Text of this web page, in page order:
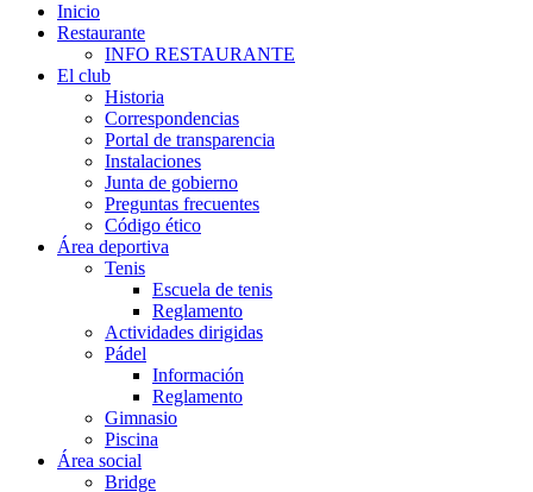
Inicio
Restaurante
INFO RESTAURANTE
El club
Historia
Correspondencias
Portal de transparencia
Instalaciones
Junta de gobierno
Preguntas frecuentes
Código ético
Área deportiva
Tenis
Escuela de tenis
Reglamento
Actividades dirigidas
Pádel
Información
Reglamento
Gimnasio
Piscina
Área social
Bridge